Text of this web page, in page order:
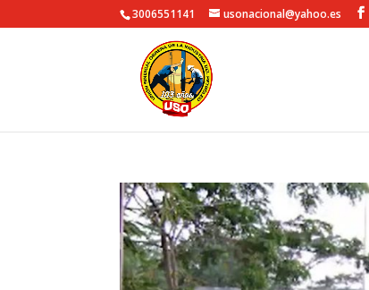
3006551141 usonacional@yahoo.es